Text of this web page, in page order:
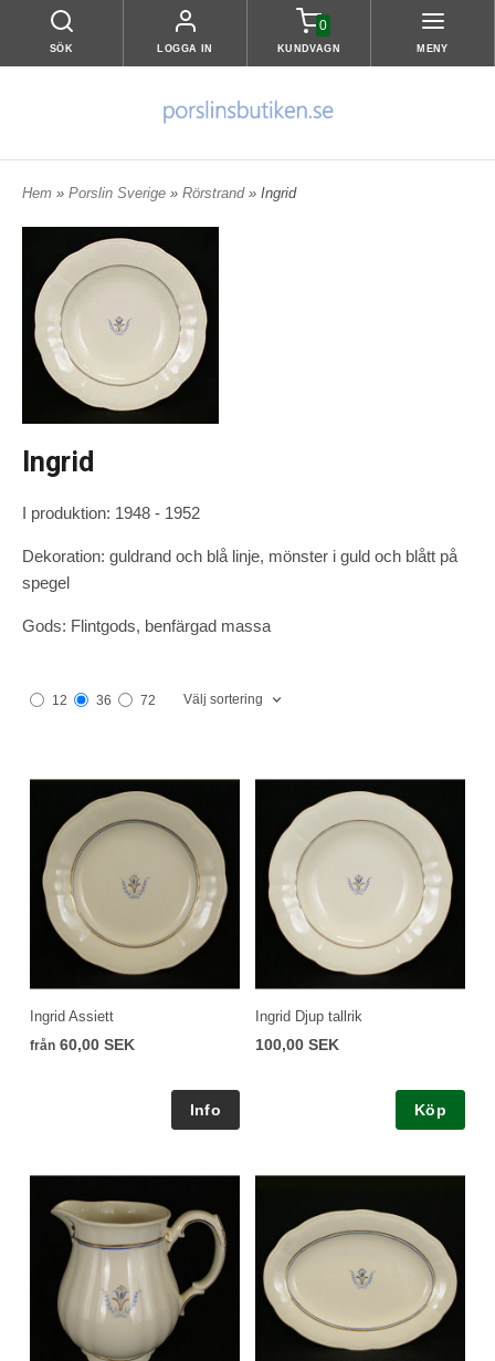
SÖK LOGGA IN
0
KUNDVAGN MENY
Hem » Porslin Sverige » Rörstrand » Ingrid
Ingrid
I produktion: 1948 - 1952
Dekoration: guldrand och blå linje, mönster i guld och blått på
spegel
Gods: Flintgods, benfärgad massa
12 36 72 Välj sortering
Ingrid Assiett
från 60,00 SEK
Ingrid Djup tallrik
100,00 SEK
Köp